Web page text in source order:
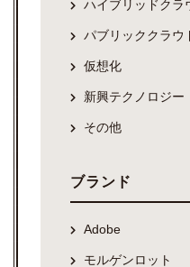
ハイブリッドクラ
パブリッククラウ
仮想化
新興テクノロジー
その他
ブランド
Adobe
モルゲンロット